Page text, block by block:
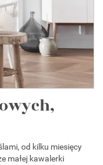
od kilku miesięcy
małej kawalerki